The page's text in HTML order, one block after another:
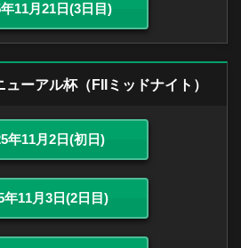
11月21日(3日目)
ーアル杯（FIIミッドナイト）
年11月2日(初日)
年11月3日(2日目)